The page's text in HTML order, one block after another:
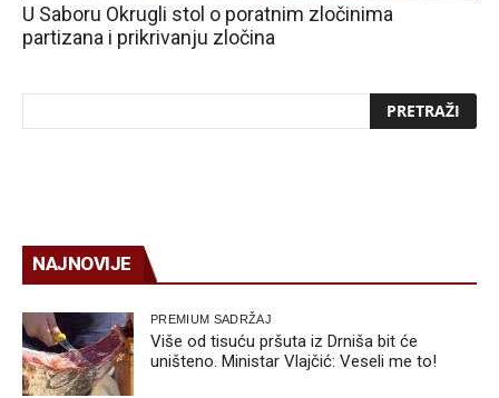
U Saboru Okrugli stol o poratnim zločinima
partizana i prikrivanju zločina
NAJNOVIJE
PREMIUM SADRŽAJ
Više od tisuću pršuta iz Drniša bit će
uništeno. Ministar Vlajčić: Veseli me to!